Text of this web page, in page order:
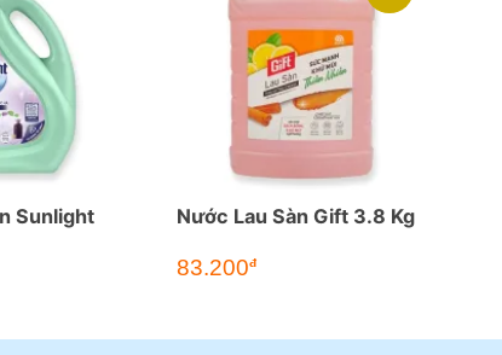
Sunlight
Nước Lau Sàn Gift 3.8 Kg
Giá
gốc
83.200đGiá